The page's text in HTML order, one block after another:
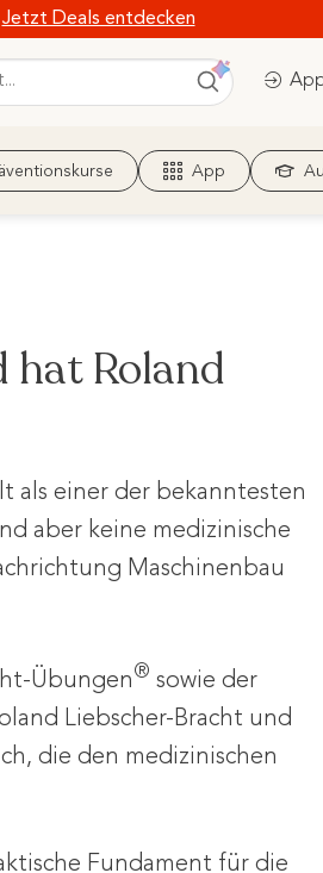
Jetzt Deals entdecken
App
Roland
als einer der bekanntesten
aber keine medizinische
Maschinenbau
Übungen® sowie der
Liebscher-Bracht und
die den medizinischen
Fundament für die